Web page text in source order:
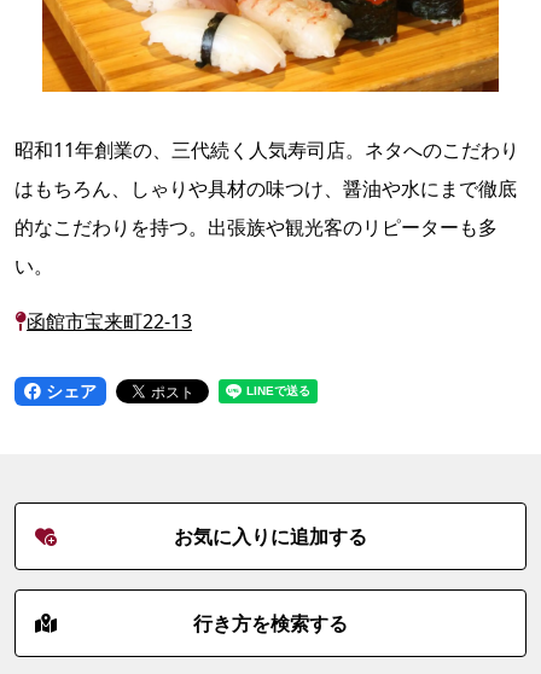
昭和11年創業の、三代続く人気寿司店。ネタへのこだわり
はもちろん、しゃりや具材の味つけ、醤油や水にまで徹底
的なこだわりを持つ。出張族や観光客のリピーターも多
い。
函館市宝来町22-13
シェア
お気に入りに追加する
行き方を検索する